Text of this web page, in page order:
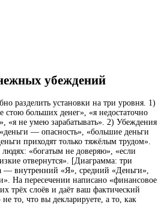
убеждений
разделить установки на три уровня. 1)
стою больших денег», «я недостаточно
«я не умею зарабатывать». 2) Убеждения
— опасность», «большие деньги
приходят только тяжёлым трудом».
«богатым не доверяю», «если
отвернутся». [Диаграмма: три
— внутренний «Я», средний «Деньги»,
На пересечении написано «финансовое
трёх слоёв и даёт ваш фактический
то, что вы декларируете, а то, как